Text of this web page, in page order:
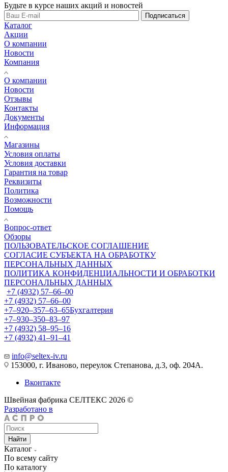
Будьте в курсе наших акций и новостей
Подписаться
Каталог
Акции
О компании
Новости
Компания
О компании
Новости
Отзывы
Контакты
Документы
Информация
Магазины
Условия оплаты
Условия доставки
Гарантия на товар
Реквизиты
Политика
Возможности
Помощь
Вопрос-ответ
Обзоры
ПОЛЬЗОВАТЕЛЬСКОЕ СОГЛАШЕНИЕ
СОГЛАСИЕ СУБЪЕКТА НА ОБРАБОТКУ
ПЕРСОНАЛЬНЫХ ДАННЫХ
ПОЛИТИКА КОНФИДЕНЦИАЛЬНОСТИ И ОБРАБОТКИ
ПЕРСОНАЛЬНЫХ ДАННЫХ
+7 (4932) 57‒66‒00
+7 (4932) 57‒66‒00
+7‒920‒357‒63‒65Бухгалтерия
+7‒930‒350‒83‒97
+7 (4932) 58‒95‒16
+7 (4932) 41‒91‒41
info@seltex-iv.ru
153000, г. Иваново, переулок Степанова, д.3, оф. 204А.
Вконтакте
Швейная фабрика СЕЛТЕКС 2026 ©
Разработано в
Найти
Каталог
По всему сайту
По каталогу